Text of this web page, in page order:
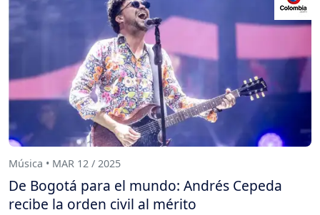
Música • MAR 12 / 2025
De Bogotá para el mundo: Andrés Cepeda
recibe la orden civil al mérito